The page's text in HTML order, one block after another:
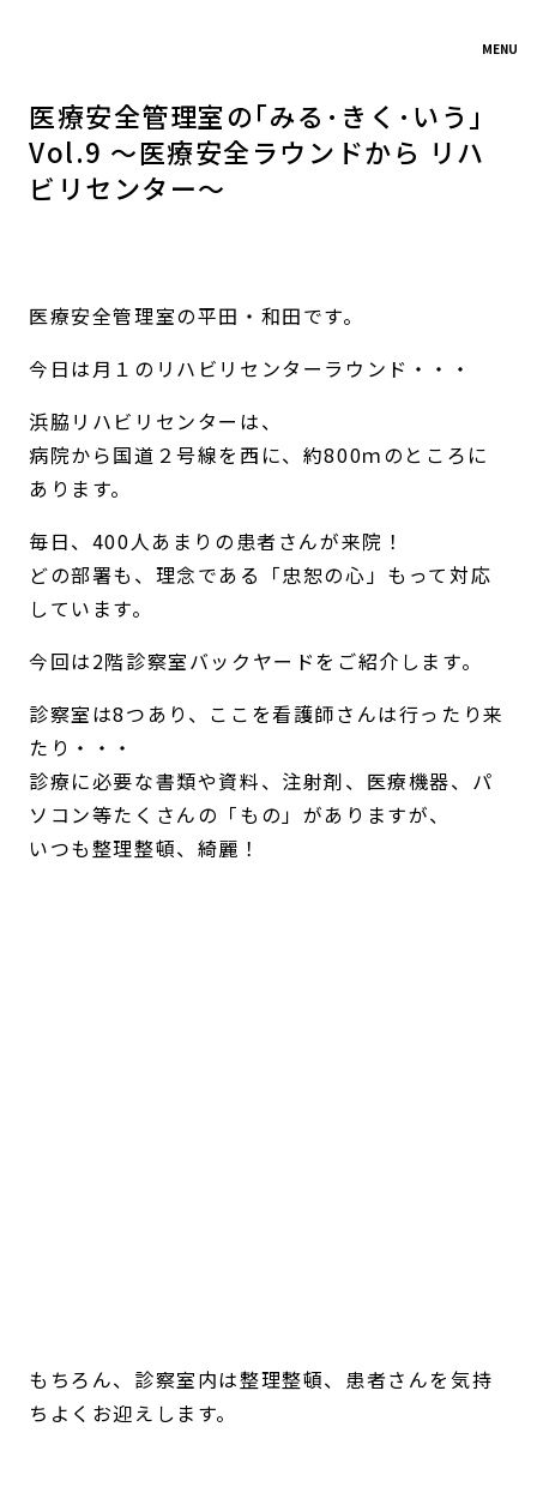
MENU
医療安全管理室の｢みる･きく･いう｣
Vol.9 ～医療安全ラウンドから リハ
ビリセンター～
医療安全管理室の平田・和田です。
今日は月１のリハビリセンターラウンド・・・
浜脇リハビリセンターは、
病院から国道２号線を西に、約800ｍのところに
あります。
毎日、400人あまりの患者さんが来院！
どの部署も、理念である「忠恕の心」もって対応
しています。
今回は2階診察室バックヤードをご紹介します。
診察室は8つあり、ここを看護師さんは行ったり来
たり・・・
診療に必要な書類や資料、注射剤、医療機器、パ
ソコン等たくさんの「もの」がありますが、
いつも整理整頓、綺麗！
もちろん、診察室内は整理整頓、患者さんを気持
ちよくお迎えします。